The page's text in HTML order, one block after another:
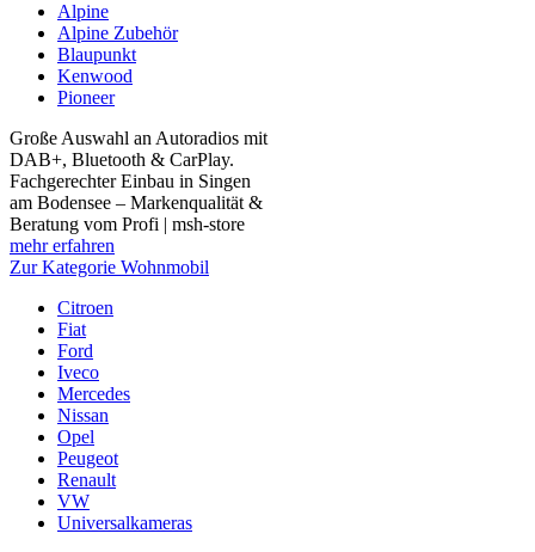
Alpine
Alpine Zubehör
Blaupunkt
Kenwood
Pioneer
Große Auswahl an Autoradios mit
DAB+, Bluetooth & CarPlay.
Fachgerechter Einbau in Singen
am Bodensee – Markenqualität &
Beratung vom Profi | msh-store
mehr erfahren
Zur Kategorie Wohnmobil
Citroen
Fiat
Ford
Iveco
Mercedes
Nissan
Opel
Peugeot
Renault
VW
Universalkameras